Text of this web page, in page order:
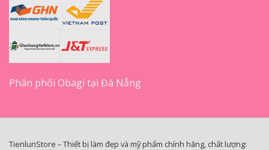
Phân phối Obagi tại Đà Nẵng
TienlunStore – Thiết bị làm đẹp và mỹ phẩm chính hãng, chất lượng: